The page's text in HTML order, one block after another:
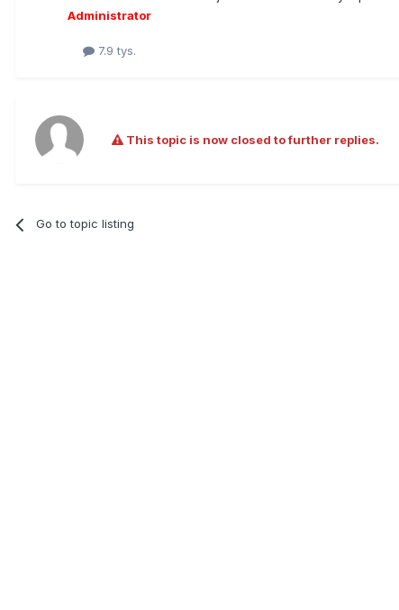
Administrator
7.9 tys.
This topic is now closed to further replies.
Go to topic listing